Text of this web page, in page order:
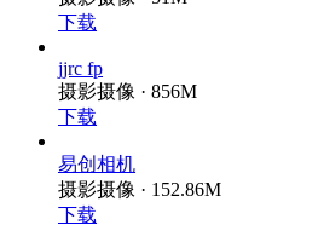
智营网优监控wifi联网设备智营
卓中文版
摄影摄像 · 51M
下载
jjrc fp
摄影摄像 · 856M
下载